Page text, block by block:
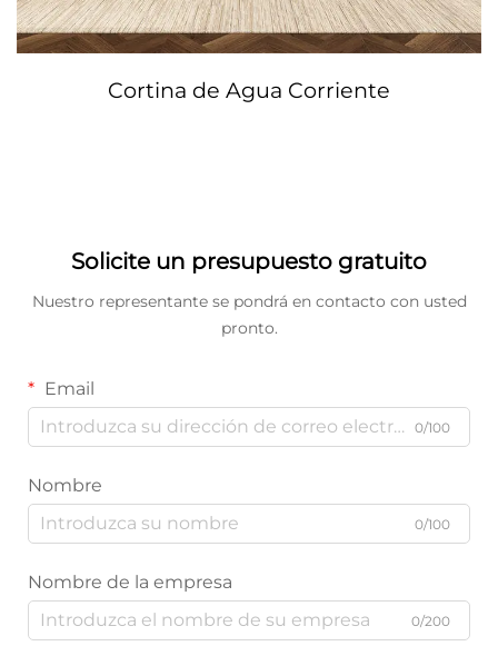
Cortina de Agua Corriente
Solicite un presupuesto gratuito
Nuestro representante se pondrá en contacto con usted
pronto.
Email
0/100
Nombre
0/100
Nombre de la empresa
0/200